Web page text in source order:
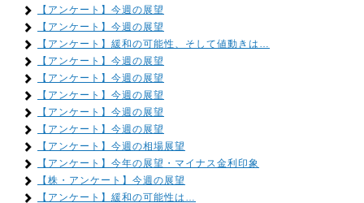
【アンケート】今週の展望
【アンケート】今週の展望
【アンケート】緩和の可能性、そして値動きは…
【アンケート】今週の展望
【アンケート】今週の展望
【アンケート】今週の展望
【アンケート】今週の展望
【アンケート】今週の展望
【アンケート】今週の相場展望
【アンケート】今年の展望・マイナス金利印象
【株・アンケート】今週の展望
【アンケート】緩和の可能性は…